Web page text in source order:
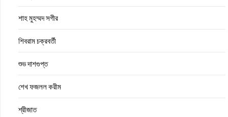
শাহ মুহম্মদ সগীর
শিবরাম চক্রবর্তী
শুভ দাশগুপ্ত
শেখ ফজলল করীম
শ্রীজাত